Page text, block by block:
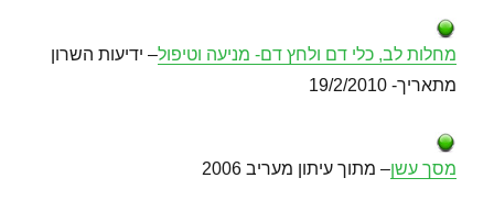
מחלות לב, כלי דם ולחץ דם- מניעה וטיפול– ידיעות השרון
מתאריך- 19/2/2010
מסך עשן– מתוך עיתון מעריב 2006